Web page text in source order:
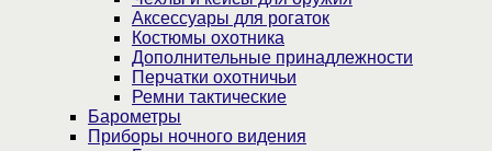
Аксессуары для рогаток
Костюмы охотника
Дополнительные принадлежности
Перчатки охотничьи
Ремни тактические
Барометры
Приборы ночного видения